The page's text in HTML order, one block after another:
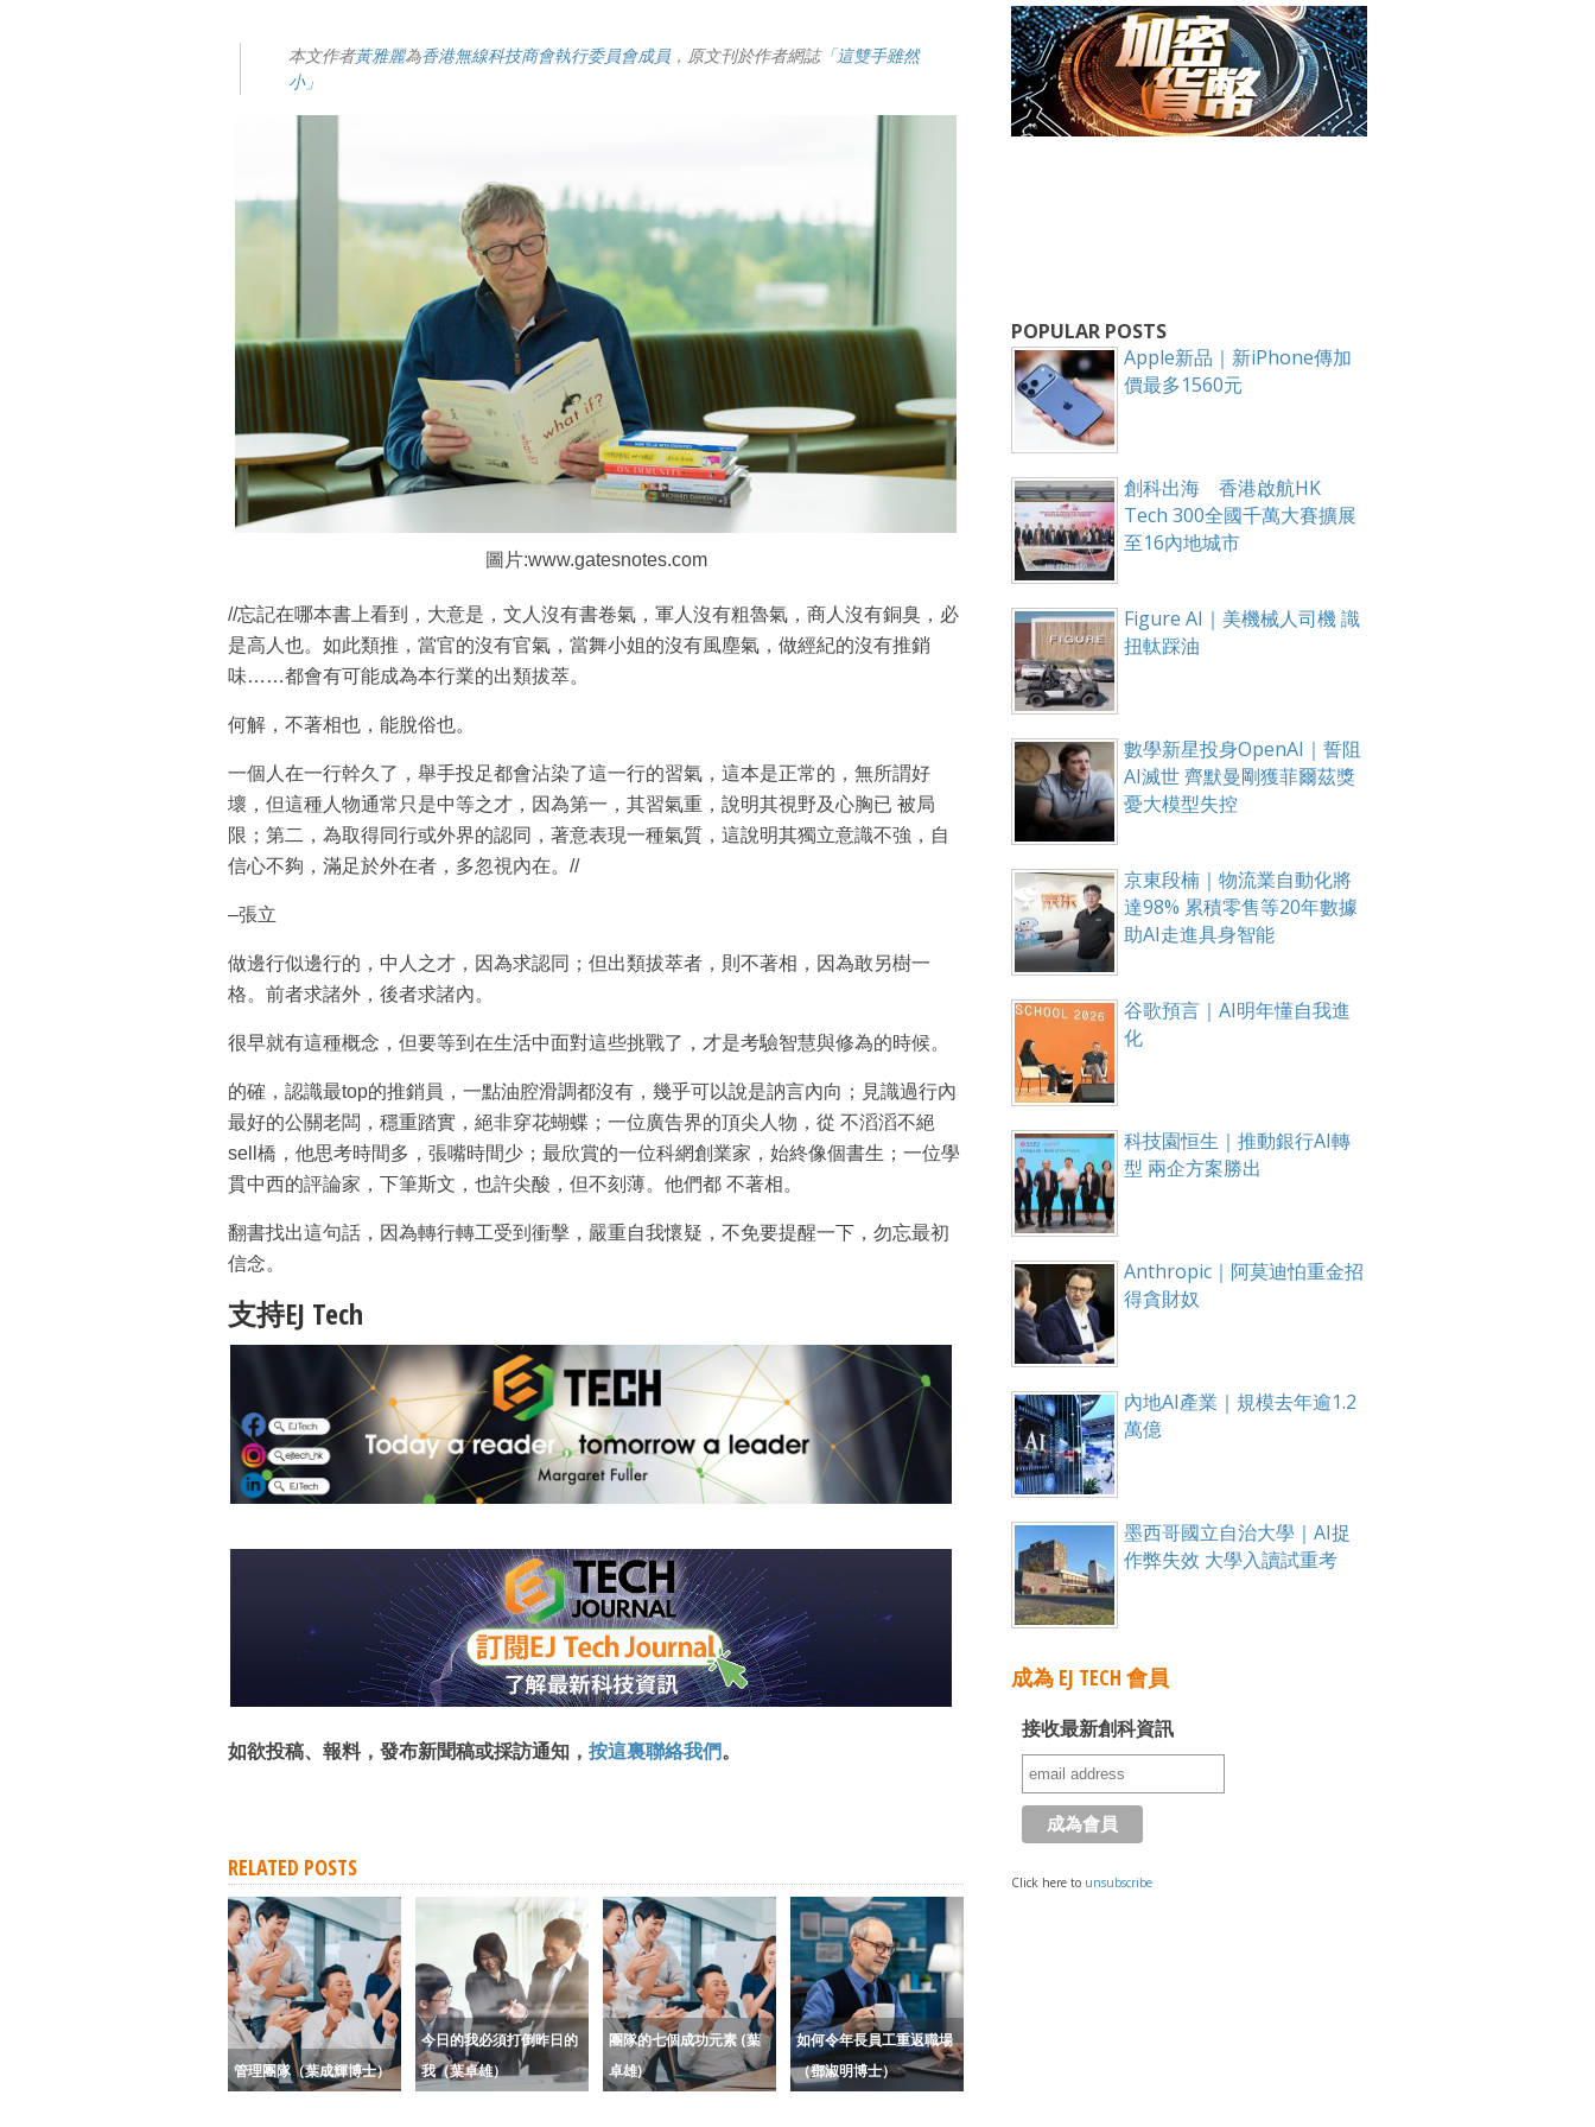
本文作者黃雅麗為香港無線科技商會執行委員會成員，原文刊於作者網誌「這雙手雖然
小」
圖片:www.gatesnotes.com
//忘記在哪本書上看到，大意是，文人沒有書卷氣，軍人沒有粗魯氣，商人沒有銅臭，必
是高人也。如此類推，當官的沒有官氣，當舞小姐的沒有風塵氣，做經紀的沒有推銷
味……都會有可能成為本行業的出類拔萃。
何解，不著相也，能脫俗也。
一個人在一行幹久了，舉手投足都會沾染了這一行的習氣，這本是正常的，無所謂好
壞，但這種人物通常只是中等之才，因為第一，其習氣重，說明其視野及心胸已 被局
限；第二，為取得同行或外界的認同，著意表現一種氣質，這說明其獨立意識不強，自
信心不夠，滿足於外在者，多忽視內在。//
–張立
做邊行似邊行的，中人之才，因為求認同；但出類拔萃者，則不著相，因為敢另樹一
格。前者求諸外，後者求諸內。
很早就有這種概念，但要等到在生活中面對這些挑戰了，才是考驗智慧與修為的時候。
的確，認識最top的推銷員，一點油腔滑調都沒有，幾乎可以說是訥言內向；見識過行內
最好的公關老闆，穩重踏實，絕非穿花蝴蝶；一位廣告界的頂尖人物，從 不滔滔不絕
sell橋，他思考時間多，張嘴時間少；最欣賞的一位科網創業家，始終像個書生；一位學
貫中西的評論家，下筆斯文，也許尖酸，但不刻薄。他們都 不著相。
翻書找出這句話，因為轉行轉工受到衝擊，嚴重自我懷疑，不免要提醒一下，勿忘最初
信念。
支持EJ Tech
如欲投稿、報料，發布新聞稿或採訪通知， 按這裏聯絡我們。
RELATED POSTS
管理團隊（葉成輝博士）
今日的我必須打倒昨日的
我（葉卓雄）
團隊的七個成功元素 (葉
卓雄)
如何令年長員工重返職場
（鄧淑明博士）
POPULAR POSTS
Apple新品｜新iPhone傳加
價最多1560元
創科出海 香港啟航HK
Tech 300全國千萬大賽擴展
至16內地城市
Figure AI｜美機械人司機 識
扭軚踩油
數學新星投身OpenAI｜誓阻
AI滅世 齊默曼剛獲菲爾茲獎
憂大模型失控
京東段楠｜物流業自動化將
達98% 累積零售等20年數據
助AI走進具身智能
谷歌預言｜AI明年懂自我進
化
科技園恒生｜推動銀行AI轉
型 兩企方案勝出
Anthropic｜阿莫迪怕重金招
得貪財奴
內地AI產業｜規模去年逾1.2
萬億
墨西哥國立自治大學｜AI捉
作弊失效 大學入讀試重考
成為 EJ TECH 會員
接收最新創科資訊
Click here to unsubscribe
最新資訊（附創業懶人包），直達郵箱！